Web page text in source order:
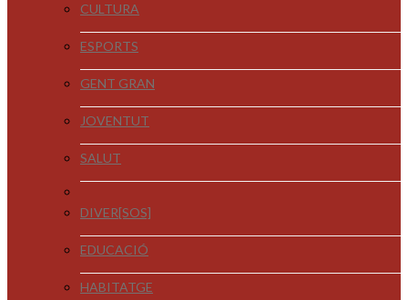
CULTURA
ESPORTS
GENT GRAN
JOVENTUT
SALUT
DIVER[SOS]
EDUCACIÓ
HABITATGE